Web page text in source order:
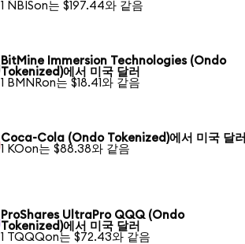
1 NBISon는 $197.44와 같음
BitMine Immersion Technologies (Ondo
Tokenized)에서 미국 달러
1 BMNRon는 $18.41와 같음
Coca-Cola (Ondo Tokenized)에서 미국 달러
1 KOon는 $88.38와 같음
ProShares UltraPro QQQ (Ondo
Tokenized)에서 미국 달러
1 TQQQon는 $72.43와 같음